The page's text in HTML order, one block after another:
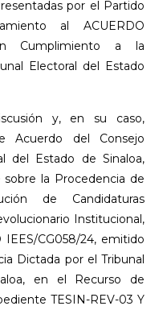
por el Partido
al ACUERDO
Cumplimiento a la
Electoral del Estado
y, en su caso,
Acuerdo del Consejo
del Estado de Sinaloa,
la Procedencia de
de Candidaturas
Institucional,
CG058/24, emitido
Dictada por el Tribunal
en el Recurso de
TESIN-REV-03 Y